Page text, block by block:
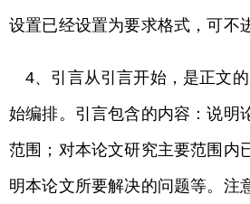
设置已经设置为要求格式，可不
4、引言从引言开始，是正文
始编排。引言包含的内容：说明
范围；对本论文研究主要范围内
明本论文所要解决的问题等。注